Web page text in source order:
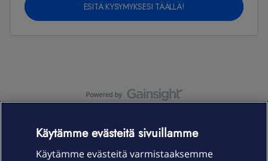
ESITÄ KYSYMYKSESI TÄÄLLÄ!
Käytämme evästeitä sivuillamme
Käytämme evästeitä varmistaaksemme